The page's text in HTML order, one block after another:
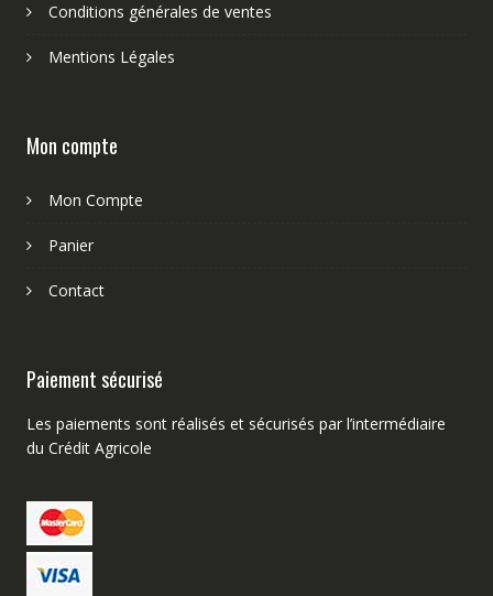
Conditions générales de ventes
Mentions Légales
Mon compte
Mon Compte
Panier
Contact
Paiement sécurisé
Les paiements sont réalisés et sécurisés par l’intermédiaire
du Crédit Agricole